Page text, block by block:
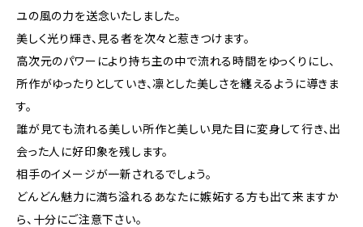
ユの風の力を送念いたしました。
美しく光り輝き、見る者を次々と惹きつけます。
高次元のパワーにより持ち主の中で流れる時間をゆっくりにし、
所作がゆったりとしていき、凛とした美しさを纏えるように導きま
す。
誰が見ても流れる美しい所作と美しい見た目に変身して行き、出
会った人に好印象を残します。
相手のイメージが一新されるでしょう。
どんどん魅力に満ち溢れるあなたに嫉妬する方も出て来ますか
ら、十分にご注意下さい。